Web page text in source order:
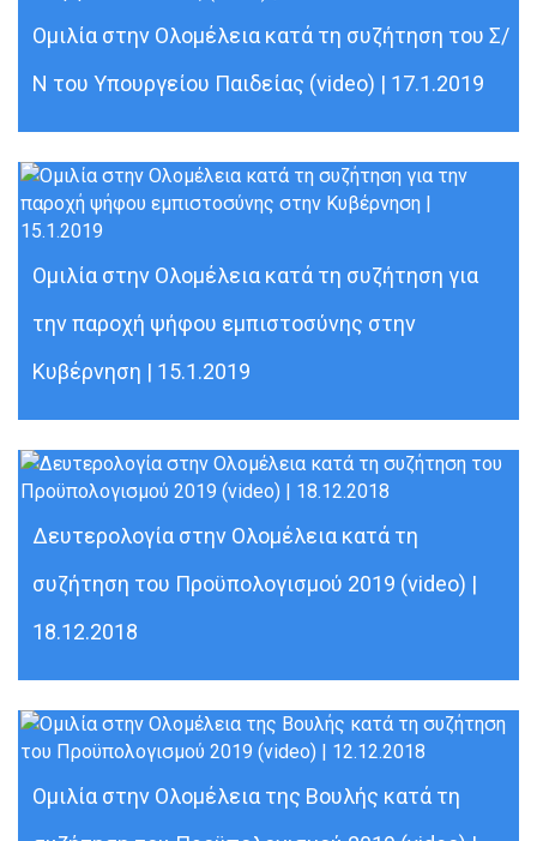
Ομιλία στην Ολομέλεια κατά τη συζήτηση του Σ/
Ν του Υπουργείου Παιδείας (video) | 17.1.2019
Ομιλία στην Ολομέλεια κατά τη συζήτηση για
την παροχή ψήφου εμπιστοσύνης στην
Κυβέρνηση | 15.1.2019
Δευτερολογία στην Ολομέλεια κατά τη
συζήτηση του Προϋπολογισμού 2019 (video) |
18.12.2018
Ομιλία στην Ολομέλεια της Βουλής κατά τη